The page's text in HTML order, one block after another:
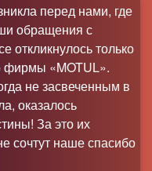
перед нами, где
обращения с
откликнулось только
фирмы «MOTUL».
не засвеченным в
оказалось
За это их
сочтут наше спасибо